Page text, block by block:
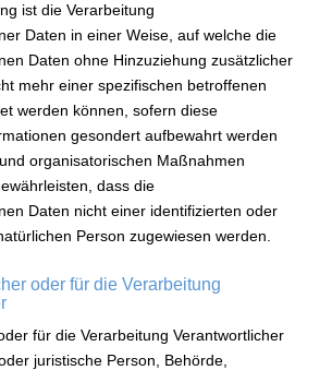
ist die Verarbeitung
Daten in einer Weise, auf welche die
Daten ohne Hinzuziehung zusätzlicher
mehr einer spezifischen betroffenen
werden können, sofern diese
gesondert aufbewahrt werden
organisatorischen Maßnahmen
dass die
Daten nicht einer identifizierten oder
Person zugewiesen werden.
oder für die Verarbeitung
für die Verarbeitung Verantwortlicher
juristische Person, Behörde,